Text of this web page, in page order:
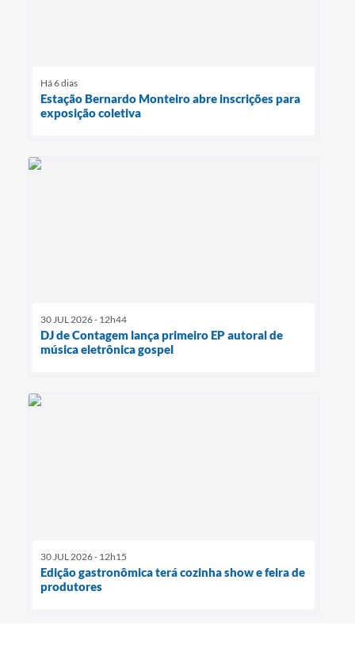
Há 6 dias
Estação Bernardo Monteiro abre inscrições para
exposição coletiva
30 JUL 2026 - 12h44
DJ de Contagem lança primeiro EP autoral de
música eletrônica gospel
30 JUL 2026 - 12h15
Edição gastronômica terá cozinha show e feira de
produtores